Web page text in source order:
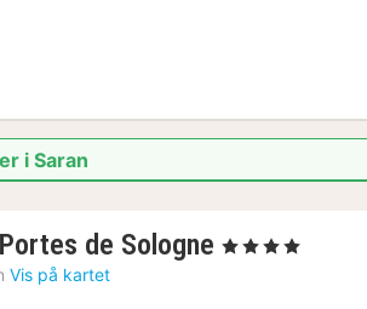
i Saran
de Sologne 1
, 4 Stjerner
Vis på kartet